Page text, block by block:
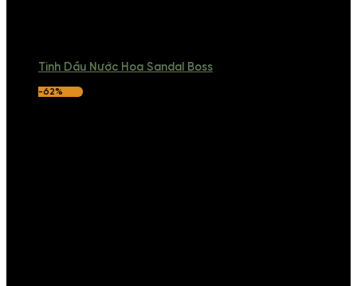
Tinh Dầu Nước Hoa Sandal Boss
-62%